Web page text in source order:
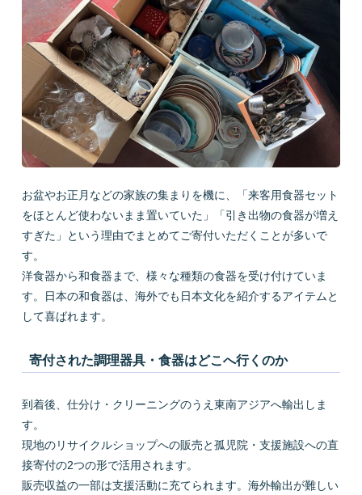
お盆やお正月などの家族の集まりを機に、「来客用食器セット
をほとんど使わないまま置いていた」「引き出物の食器が増え
すぎた」という理由でまとめてご寄付いただくことが多いで
す。
洋食器から和食器まで、様々な種類の食器を受け付けていま
す。日本の和食器は、海外でも日本文化を紹介するアイテムと
して喜ばれます。
寄付された調理器具・食器はどこへ行くのか
到着後、仕分け・クリーニングのうえ東南アジアへ輸出しま
す。
現地のリサイクルショップへの販売と孤児院・支援施設への直
接寄付の2つの形で活用されます。
販売収益の一部は支援活動に充てられます。海外輸出が難しい